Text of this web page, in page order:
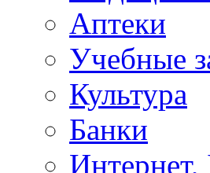
Аптеки
Учебные
Культура
Банки
Интернет,